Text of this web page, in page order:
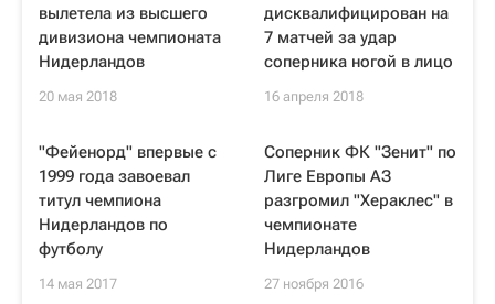
вылетела из высшего
дивизиона чемпионата
Нидерландов
20 мая 2018
дисквалифицирован на
7 матчей за удар
соперника ногой в лицо
16 апреля 2018
"Фейенорд" впервые с
1999 года завоевал
титул чемпиона
Нидерландов по
футболу
14 мая 2017
Соперник ФК "Зенит" по
Лиге Европы АЗ
разгромил "Хераклес" в
чемпионате
Нидерландов
27 ноября 2016